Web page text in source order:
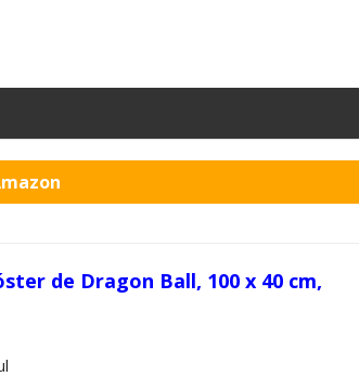
de Dragon Ball, 100 x 40 cm,